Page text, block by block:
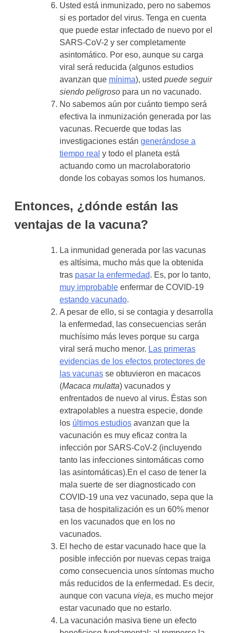
Usted está inmunizado, pero no sabemos
si es portador del virus. Tenga en cuenta
que puede estar infectado de nuevo por el
SARS-CoV-2 y ser completamente
asintomático. Por eso, aunque su carga
viral será reducida (algunos estudios
avanzan que mínima), usted puede seguir
siendo peligrosopara un no vacunado.
No sabemos aún por cuánto tiempo será
efectiva la inmunización generada por las
vacunas. Recuerde que todas las
investigaciones están generándose a
tiempo real y todo el planeta está
actuando como un macrolaboratorio
donde los cobayas somos los humanos.
Entonces, ¿dónde están las
ventajas de la vacuna?
La inmunidad generada por las vacunas
es altísima, mucho más que la obtenida
tras pasar la enfermedad. Es, por lo tanto,
muy improbableenfermar de COVID-19
estando vacunado.
A pesar de ello, si se contagia y desarrolla
la enfermedad, las consecuencias serán
muchísimo más leves porque su carga
viral será mucho menor. Las primeras
evidencias de los efectos protectores de
las vacunasse obtuvieron en macacos
(Macaca mulatta) vacunados y
enfrentados de nuevo al virus. Éstas son
extrapolables a nuestra especie, donde
los últimos estudiosavanzan que la
vacunación es muy eficaz contra la
infección por SARS-CoV-2 (incluyendo
tanto las infecciones sintomáticas como
las asintomáticas).En el caso de tener la
mala suerte de ser diagnosticado con
COVID-19 una vez vacunado, sepa que la
tasa de hospitalización es un 60% menor
en los vacunados que en los no
vacunados.
El hecho de estar vacunado hace que la
posible infección por nuevas cepas traiga
como consecuencia unos síntomas mucho
más reducidos de la enfermedad. Es decir,
aunque con vacuna vieja, es mucho mejor
estar vacunado que no estarlo.
La vacunación masiva tiene un efecto